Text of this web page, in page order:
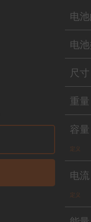
电
电
尺寸
重量
容量
定义
电流
定义